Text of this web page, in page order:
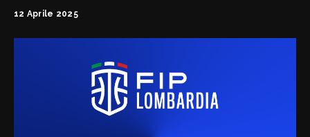
Formule Campionati
12 Aprile 2025